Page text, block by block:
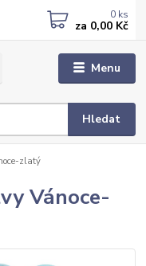
Menu
Hledat
0 ks
za 0,00 Kč
zlatý
Vánoce-